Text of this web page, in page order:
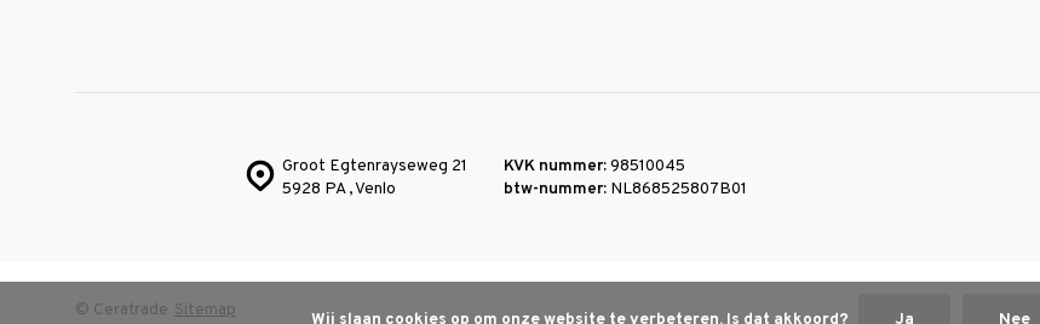
Groot Egtenrayseweg 21
5928 PA , Venlo
KVK nummer:98510045
btw-nummer: NL868525807B01
© Ceratrade Sitemap Wij slaan cookies op om onze website te verbeteren. Is dat akkoord? Ja Nee